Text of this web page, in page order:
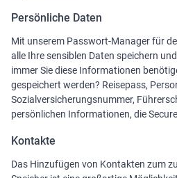
Persönliche Daten
Mit unserem Passwort-Manager für
alle Ihre sensiblen Daten speichern
immer Sie diese Informationen
gespeichert werden? Reisepass,
Sozialversicherungsnummer,
persönlichen Informationen, die
Kontakte
Das Hinzufügen von Kontakten zum